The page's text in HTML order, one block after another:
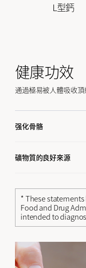
L型鈣
健康功效
通過極易被人體吸收頂
强化骨骼
維生素D3幫助身體
礦物質的良好來源
* These
Food and Drug
intended to